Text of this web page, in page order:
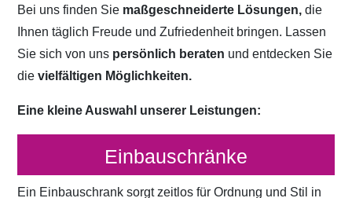
Bei uns finden Sie maßgeschneiderte Lösungen, die
Ihnen täglich Freude und Zufriedenheit bringen. Lassen
Sie sich von uns persönlich beraten und entdecken Sie
dievielfältigen Möglichkeiten.
Eine kleine Auswahl unserer Leistungen:
Einbauschränke
Ein Einbauschrank sorgt zeitlos für Ordnung und Stil in